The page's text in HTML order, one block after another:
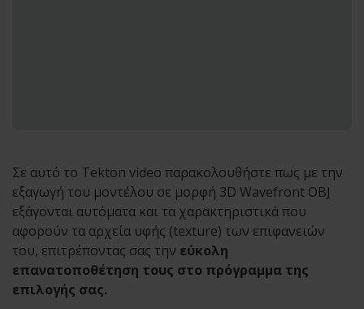
Σε αυτό το Tekton video παρακολουθήστε πως με την
εξαγωγή του μοντέλου σε μορφή 3D Wavefront OBJ
εξάγονται αυτόματα και τα χαρακτηριστικά που
αφορούν τα αρχεία υφής (texture) των επιφανειών
του, επιτρέποντας σας την εύκολη
επανατοποθέτηση τους στο πρόγραμμα της
επιλογής σας.